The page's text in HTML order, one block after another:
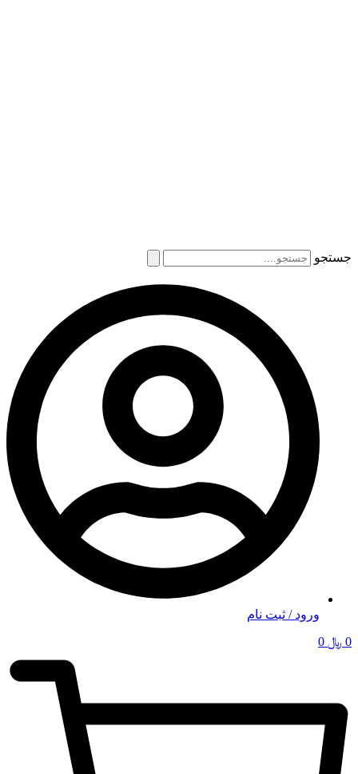
جستجو
ورود / ثبت نام
0 ﷼ 0